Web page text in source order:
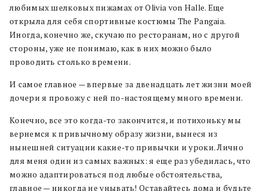
любимых шелковых пижамах от Olivia von Halle. Еще
открыла для себя спортивные костюмы The Pangaia.
Иногда, конечно же, скучаю по ресторанам, но с другой
стороны, уже не понимаю, как в них можно было
проводить столько времени.
И самое главное — впервые за двенадцать лет жизни моей
дочери я провожу с ней по-настоящему много времени.
Конечно, все это когда-то закончится, и потихоньку мы
вернемся к привычному образу жизни, вынеся из
нынешней ситуации какие-то привычки и уроки. Лично
для меня один из самых важных: я еще раз убедилась, что
можно адаптироваться под любые обстоятельства,
главное — никогда не унывать! Оставайтесь дома и будьте